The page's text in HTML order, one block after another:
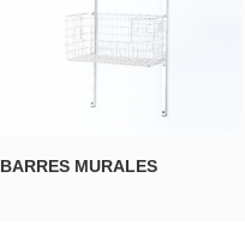
BARRES MURALES